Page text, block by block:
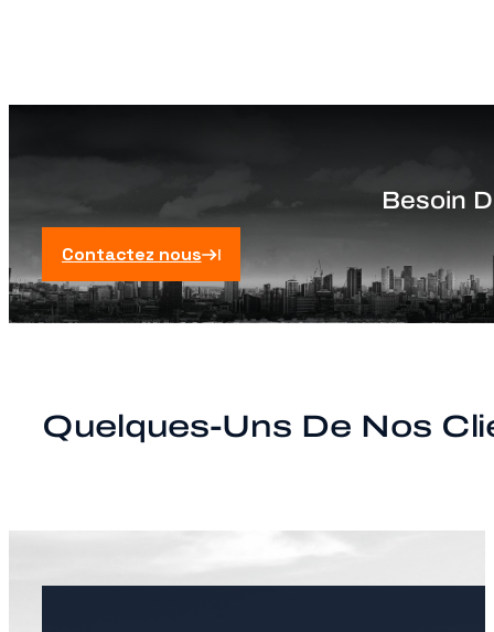
Besoin
Contactez nous
Quelques-Uns De Nos